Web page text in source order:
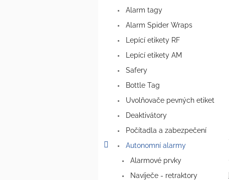
Alarm tagy
Alarm Spider Wraps
Lepící etikety RF
Lepící etikety AM
Safery
Bottle Tag
Uvolňovače pevných etiket
Deaktivátory
Počítadla a zabezpečení
Autonomní alarmy
Alarmové prvky
Navíječe - retraktory